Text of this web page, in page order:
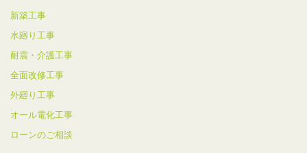
新築工事
水廻り工事
耐震・介護工事
全面改修工事
外廻り工事
オール電化工事
ローンのご相談